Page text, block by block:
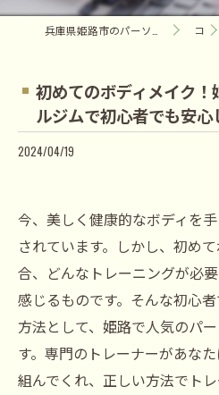
コラム
初めてのボディメイク
ルジムで初心者でも安心
2024/04/19
今、美しく健康的なボディを
されています。しかし、初め
合、どんなトレーニングが必
感じるものです。そんな初心
方法として、姫路で人気のパ
す。専門のトレーナーがあな
組んでくれ、正しい方法でト